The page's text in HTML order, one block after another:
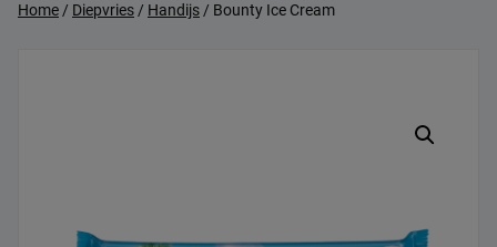
Home/ Diepvries/ Handijs/ Bounty Ice Cream